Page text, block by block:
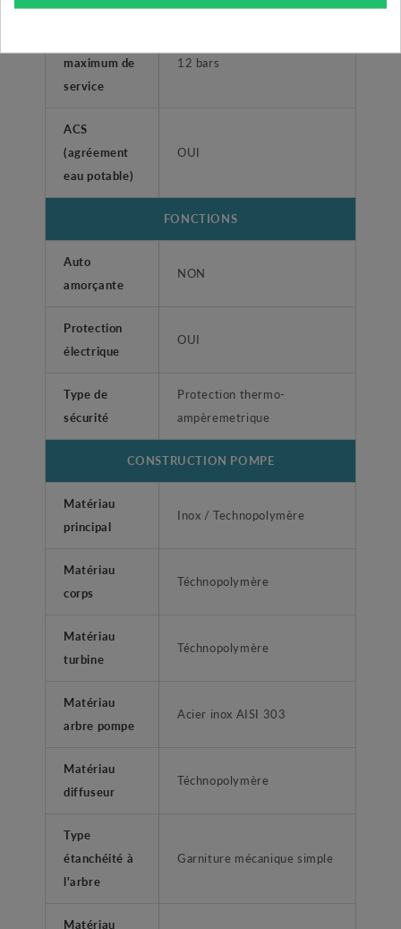
maximum de
service
12 bars
ACS
(agréement
eau potable)
OUI
FONCTIONS
Auto
amorçante
NON
Protection
électrique
OUI
Type de
sécurité
Protection thermo-
ampèremetrique
CONSTRUCTION POMPE
Matériau
principal
Inox / Technopolymère
Matériau
corps
Téchnopolymère
Matériau
turbine
Téchnopolymère
Matériau
arbre pompe
Acier inox AISI 303
Matériau
diffuseur
Téchnopolymère
Type
étanchéité à
l'arbre
Garniture mécanique simple
Matériau